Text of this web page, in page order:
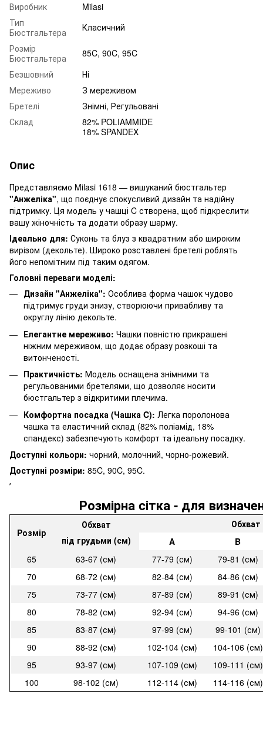
Виробник
Milasi
Тип
Бюстгальтера
Класичний
Розмір
Бюстгальтера
85C, 90C, 95C
Безшовний
Ні
Мереживо
З мереживом
Бретелі
Знімні, Регульовані
Склад
82% POLIAMMIDE
18% SPANDEX
Опис
Представляємо Milasi 1618 — вишуканий бюстгальтер
"Анжеліка", що поєднує спокусливий дизайн та надійну
підтримку. Ця модель у чашці C створена, щоб підкреслити
вашу жіночність та додати образу шарму.
Ідеально для: Суконь та блуз з квадратним або широким
вирізом (декольте). Широко розставлені бретелі роблять
його непомітним під таким одягом.
Головні переваги моделі:
Дизайн "Анжеліка": Особлива форма чашок чудово
підтримує груди знизу, створюючи привабливу та
округлу лінію декольте.
Елегантне мереживо: Чашки повністю прикрашені
ніжним мереживом, що додає образу розкоші та
витонченості.
Практичність: Модель оснащена знімними та
регульованими бретелями, що дозволяє носити
бюстгальтер з відкритими плечима.
Комфортна посадка (Чашка C): Легка поролонова
чашка та еластичний склад (82% поліамід, 18%
спандекс) забезпечують комфорт та ідеальну посадку.
Доступні кольори: чорний, молочний, чорно-рожевий.
Доступні розміри: 85C, 90C, 95C.
ʼ
Розмірна cітка - для
Розмір
Обхват
під грудьми (см)
A
B
65
63-67 (см) 77-79 (см)
79-81 (см)
70
68-72 (см) 82-84 (см)
84-86 (см)
75
73-77 (см) 87-89 (см)
89-91 (см)
80
78-82 (см) 92-94 (см)
94-96 (см)
85
83-87 (см) 97-99 (см)
99-101 (см)
90
88-92 (см) 102-104 (см)
104-106 (см)
95
93-97 (см) 107-109 (см)
109-111 (см)
100
98-102 (см) 112-114 (см) 114-116 (см)